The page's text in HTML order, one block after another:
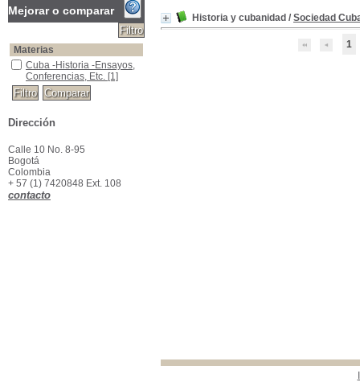
Historia y cubanidad / Sociedad
1
Mejorar o comparar
Materias
Cuba -Historia -Ensayos, Conferencias, Etc.
Cuba -Historia -Ensayos,
Conferencias, Etc. [1]
Dirección
Calle 10 No. 8-95
Bogotá
Colombia
+ 57 (1) 7420848 Ext. 108
contacto